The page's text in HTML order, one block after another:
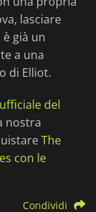
lasciare
già un
a una
di Elliot.
del
nostra
The
con le
Condividi